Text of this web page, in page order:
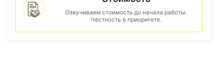
Озвучиваем стоимость до начала работы.
Честность в приоритете.